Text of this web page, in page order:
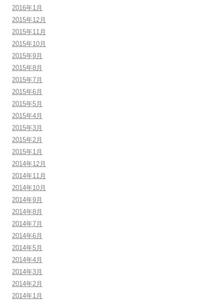
2016年1月
2015年12月
2015年11月
2015年10月
2015年9月
2015年8月
2015年7月
2015年6月
2015年5月
2015年4月
2015年3月
2015年2月
2015年1月
2014年12月
2014年11月
2014年10月
2014年9月
2014年8月
2014年7月
2014年6月
2014年5月
2014年4月
2014年3月
2014年2月
2014年1月